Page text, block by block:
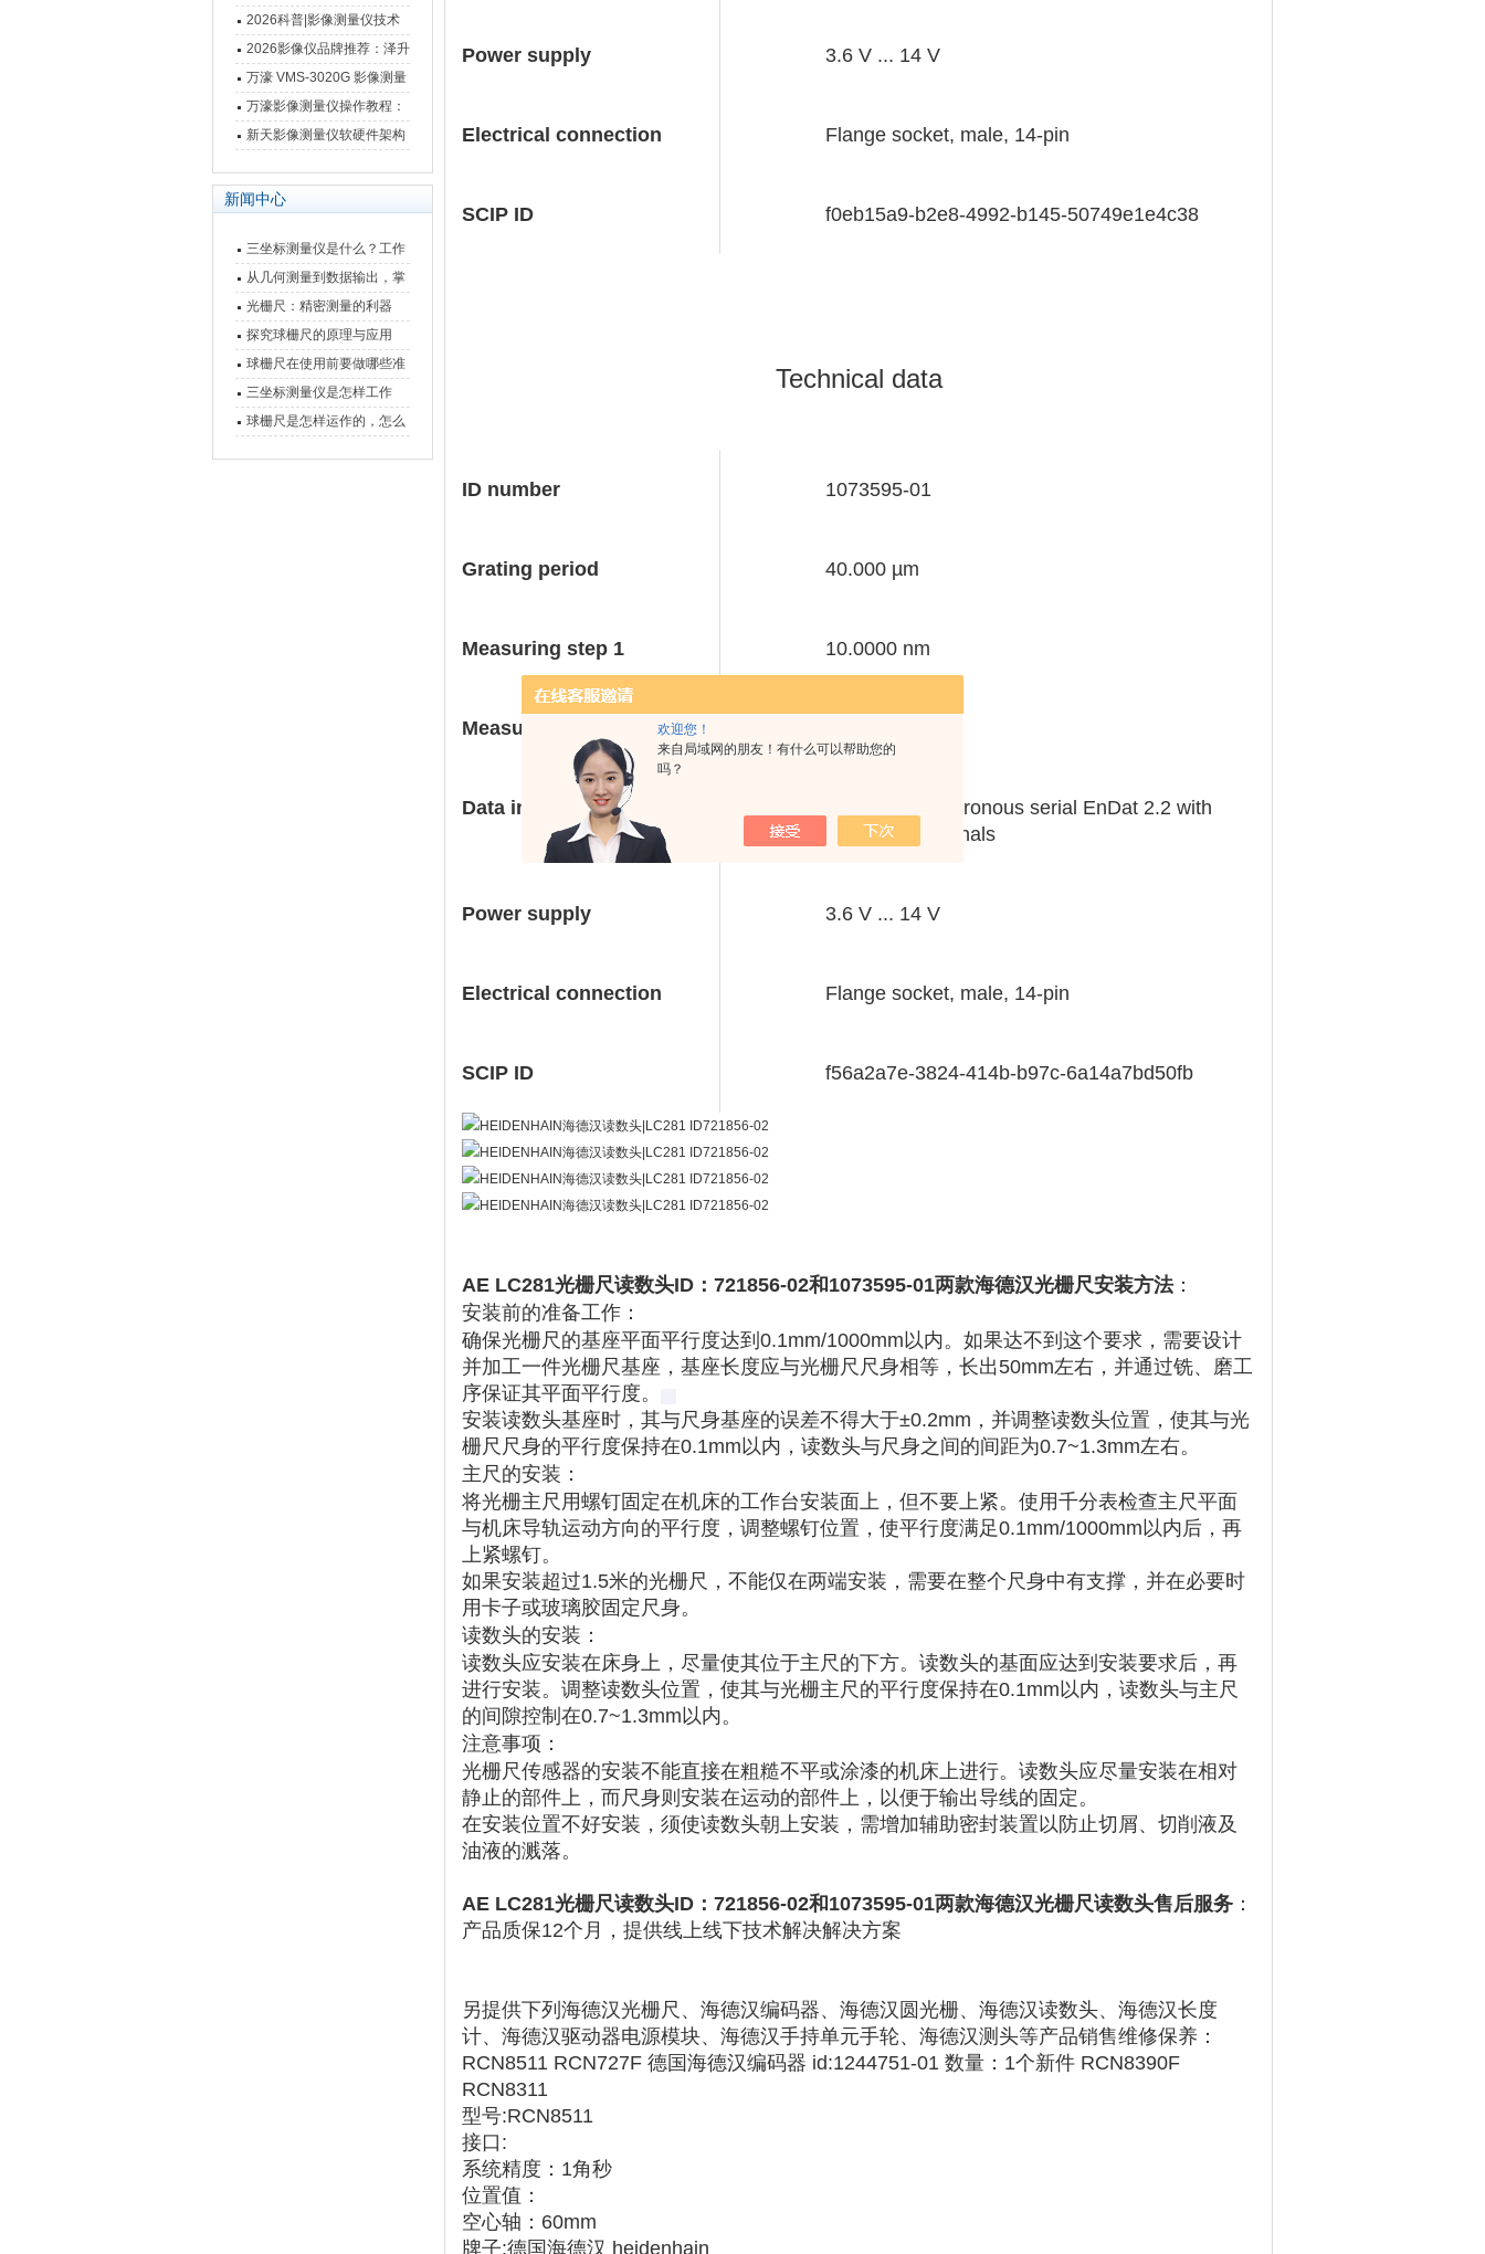
欢迎您！
来自局域网的朋友！有什么可以帮助您的
吗？
仪万濠数据处理器数显表故
障维修方法
2026科普|影像测量仪技术
原理、分类及选型应用
2026影像仪品牌推荐：泽升
影像测量仪选型指南
万濠 VMS-3020G 影像测量
仪技术规格与应用解析
万濠影像测量仪操作教程：
从开机到出报告，新手也能
新天影像测量仪软硬件架构
新闻中心
三坐标测量仪是什么？工作
原理、分类与核心功能一次
讲清
从几何测量到数据输出，掌
握万濠影像测量仪的六大核
心能力
光栅尺：精密测量的利器
探究球栅尺的原理与应用
球栅尺在使用前要做哪些准
备工作？
三坐标测量仪是怎样工作
的，功能有什么优势？
球栅尺是怎样运作的，怎么
Power supply 3.6 V ... 14 V
Electrical connection Flange socket, male, 14-pin
SCIP ID f0eb15a9-b2e8-4992-b145-50749e1e4c38
Technical data
ID number 1073595-01
Grating period 40.000 µm
Measuring step 1 10.0000 nm
Measuring step 2
Data interface
EnDat02 Synchronous serial EnDat 2.2 with
incremental signals
Power supply 3.6 V ... 14 V
Electrical connection Flange socket, male, 14-pin
SCIP ID f56a2a7e-3824-414b-b97c-6a14a7bd50fb
AE LC281光栅尺读数头ID：721856-02和1073595-01两款海德汉光栅尺安装方法：
安装前的准备工作 ：
确保光栅尺的基座平面平行度达到0.1mm/1000mm以内。如果达不到这个要求，需要设计
并加工一件光栅尺基座，基座长度应与光栅尺尺身相等，长出50mm左右，并通过铣、磨工
序保证其平面平行度。‌
安装读数头基座时，其与尺身基座的误差不得大于±0.2mm，并调整读数头位置，使其与光
栅尺尺身的平行度保持在0.1mm以内，读数头与尺身之间的间距为0.7~1.3mm左右。
主尺的安装 ：
将光栅主尺用螺钉固定在机床的工作台安装面上，但不要上紧。使用千分表检查主尺平面
与机床导轨运动方向的平行度，调整螺钉位置，使平行度满足0.1mm/1000mm以内后，再
上紧螺钉。
如果安装超过1.5米的光栅尺，不能仅在两端安装，需要在整个尺身中有支撑，并在必要时
用卡子或玻璃胶固定尺身。
读数头的安装 ：
读数头应安装在床身上，尽量使其位于主尺的下方。读数头的基面应达到安装要求后，再
进行安装。调整读数头位置，使其与光栅主尺的平行度保持在0.1mm以内，读数头与主尺
的间隙控制在0.7~1.3mm以内。
注意事项 ：
光栅尺传感器的安装不能直接在粗糙不平或涂漆的机床上进行。读数头应尽量安装在相对
静止的部件上，而尺身则安装在运动的部件上，以便于输出导线的固定。
在安装位置不好安装，须使读数头朝上安装，需增加辅助密封装置以防止切屑、切削液及
油液的溅落。
AE LC281光栅尺读数头ID：721856-02和1073595-01两款海德汉光栅尺读数头售后服务 ：
产品质保12个月，提供线上线下技术解决解决方案
另提供下列海德汉光栅尺、海德汉编码器、海德汉圆光栅、海德汉读数头、海德汉长度
计、海德汉驱动器电源模块、海德汉手持单元手轮、海德汉测头等产品销售维修保养：
RCN8511 RCN727F 德国海德汉编码器 id:1244751-01 数量：1个新件 RCN8390F
RCN8311
型号:RCN8511
接口:
系统精度：1角秒
位置值：
空心轴：60mm
牌子:德国海德汉 heidenhain